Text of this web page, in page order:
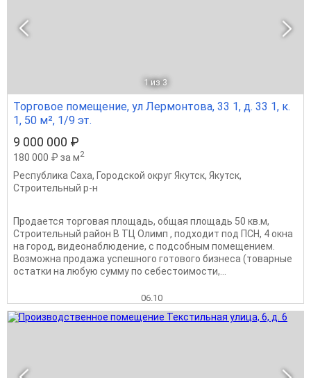
1 из 3
Торговое помещение, ул Лермонтова, 33 1, д. 33 1, к.
1, 50 м², 1/9 эт.
9 000 000 ₽
180 000 ₽ за м2
Республика Саха, Городской округ Якутск, Якутск,
Строительный р-н
Продается торговая площадь, общая площадь 50 кв.м,
Строительный район В ТЦ Олимп , подходит под ПСН, 4 окна
на город, видеонаблюдение, с подсобным помещением.
Возможна продажа успешного готового бизнеса (товарные
остатки на любую сумму по себестоимости,...
06.10